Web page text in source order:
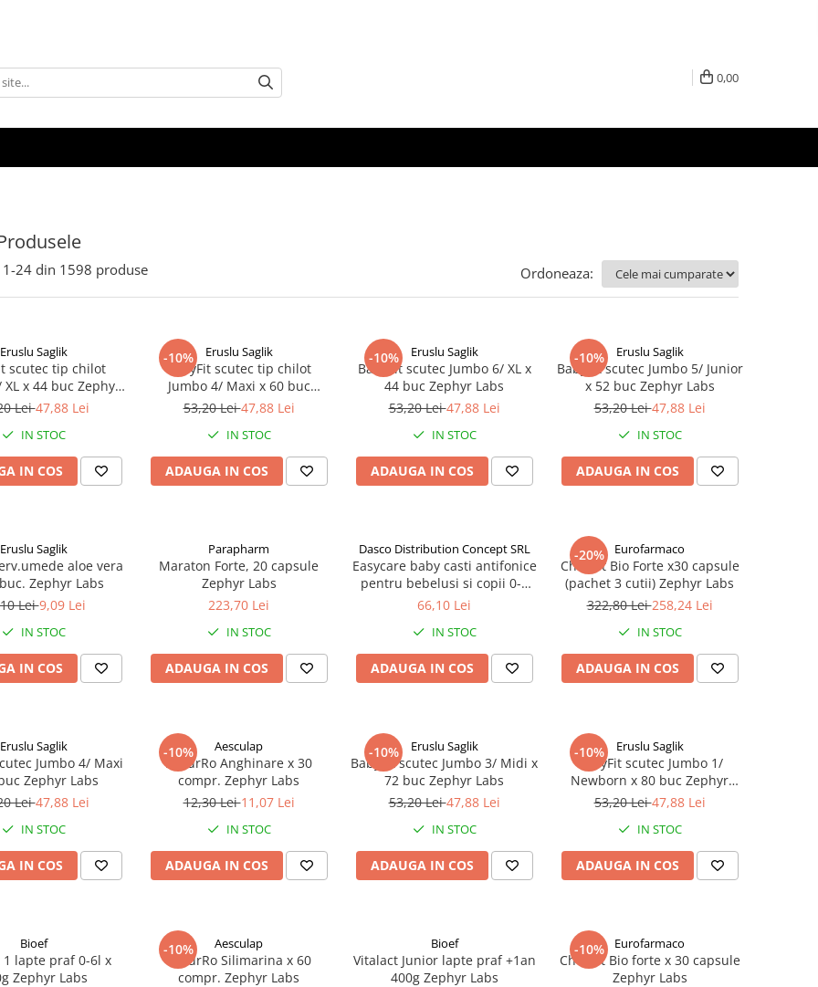
0,00
1-24 din 1598 produse Ordoneaza:
Eruslu Saglik
scutec tip chilot
XL x 44 buc Zephyr
Labs
Lei47,88 Lei
IN STOC
IN COS
-10% Eruslu Saglik
BabyFit scutec tip chilot
Jumbo 4/ Maxi x 60 buc
Zephyr Labs
53,20 Lei47,88 Lei
IN STOC
ADAUGA IN COS
-10% Eruslu Saglik
BabyFit scutec Jumbo 6/ XL x
44 buc Zephyr Labs
53,20 Lei47,88 Lei
IN STOC
ADAUGA IN COS
-10% Eruslu Saglik
BabyFit scutec Jumbo 5/ Junior
x 52 buc Zephyr Labs
53,20 Lei47,88 Lei
IN STOC
ADAUGA IN COS
Eruslu Saglik
aloe vera
Zephyr Labs
Lei9,09 Lei
IN STOC
IN COS
Parapharm
Maraton Forte, 20 capsule
Zephyr Labs
223,70 Lei
IN STOC
ADAUGA IN COS
Dasco Distribution Concept SRL
Easycare baby casti antifonice
pentru bebelusi si copii 0-4
ani (EASY00257) Zephyr Labs
66,10 Lei
IN STOC
ADAUGA IN COS
-20% Eurofarmaco
Cholest Bio Forte x30 capsule
(pachet 3 cutii) Zephyr Labs
322,80 Lei258,24 Lei
IN STOC
ADAUGA IN COS
Eruslu Saglik
Jumbo 4/ Maxi
Zephyr Labs
Lei47,88 Lei
IN STOC
IN COS
-10% Aesculap
NaturRo Anghinare x 30
compr. Zephyr Labs
12,30 Lei11,07 Lei
IN STOC
ADAUGA IN COS
-10% Eruslu Saglik
BabyFit scutec Jumbo 3/ Midi x
72 buc Zephyr Labs
53,20 Lei47,88 Lei
IN STOC
ADAUGA IN COS
-10% Eruslu Saglik
BabyFit scutec Jumbo 1/
Newborn x 80 buc Zephyr
Labs
53,20 Lei47,88 Lei
IN STOC
ADAUGA IN COS
Bioef
1 lapte praf 0-6l x
Zephyr Labs
-10% Aesculap
NaturRo Silimarina x 60
compr. Zephyr Labs
Bioef
Vitalact Junior lapte praf +1an
400g Zephyr Labs
-10% Eurofarmaco
Cholest Bio forte x 30 capsule
Zephyr Labs